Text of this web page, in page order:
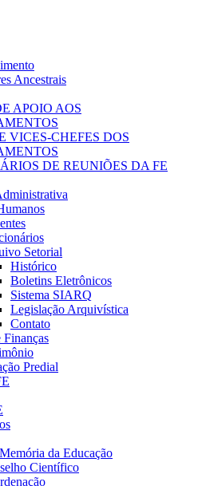
Ancestrais
APOIO AOS
VICES-CHEFES DOS
DE REUNIÕES DA FE
Setorial
Histórico
Boletins Eletrônicos
Sistema SIARQ
Legislação Arquivística
Contato
Finanças
Predial
da Educação
Científico